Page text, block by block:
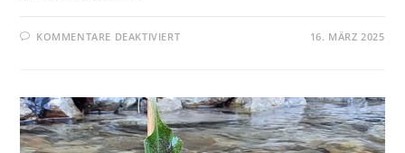
KOMMENTARE DEAKTIVIERT 16. MÄRZ 2025